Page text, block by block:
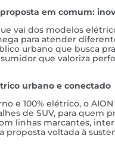
em comum:
vai dos modelos
para atender
urbano que busca
que valoriza
urbano e conectado
e 100% elétrico, o
de SUV, para quem
linhas marcantes,
proposta voltada à